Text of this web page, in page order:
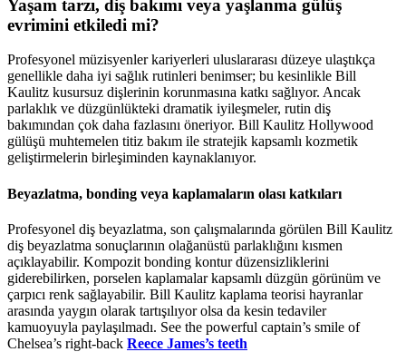
Yaşam tarzı, diş bakımı veya yaşlanma gülüş
evrimini etkiledi mi?
Profesyonel müzisyenler kariyerleri uluslararası düzeye ulaştıkça
genellikle daha iyi sağlık rutinleri benimser; bu kesinlikle Bill
Kaulitz kusursuz dişlerinin korunmasına katkı sağlıyor. Ancak
parlaklık ve düzgünlükteki dramatik iyileşmeler, rutin diş
bakımından çok daha fazlasını öneriyor. Bill Kaulitz Hollywood
gülüşü muhtemelen titiz bakım ile stratejik kapsamlı kozmetik
geliştirmelerin birleşiminden kaynaklanıyor.
Beyazlatma, bonding veya kaplamaların olası katkıları
Profesyonel diş beyazlatma, son çalışmalarında görülen Bill Kaulitz
diş beyazlatma sonuçlarının olağanüstü parlaklığını kısmen
açıklayabilir. Kompozit bonding kontur düzensizliklerini
giderebilirken, porselen kaplamalar kapsamlı düzgün görünüm ve
çarpıcı renk sağlayabilir. Bill Kaulitz kaplama teorisi hayranlar
arasında yaygın olarak tartışılıyor olsa da kesin tedaviler
kamuoyuyla paylaşılmadı. See the powerful captain’s smile of
Chelsea’s right-back Reece James’s teeth